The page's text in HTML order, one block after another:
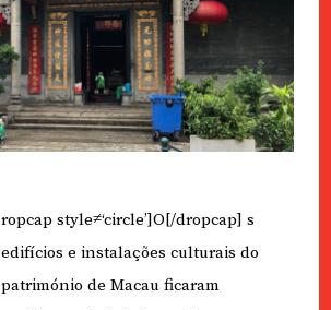
ropcap style≠‘circle’]O[/dropcap] s
edifícios e instalações culturais do
património de Macau ficaram